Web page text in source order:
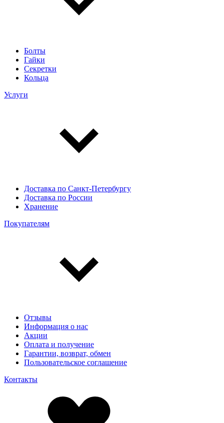
Болты
Гайки
Секретки
Кольца
Услуги
Доставка по Санкт-Петербургу
Доставка по России
Хранение
Покупателям
Отзывы
Информация о нас
Акции
Оплата и получение
Гарантии, возврат, обмен
Пользовательское соглашение
Контакты